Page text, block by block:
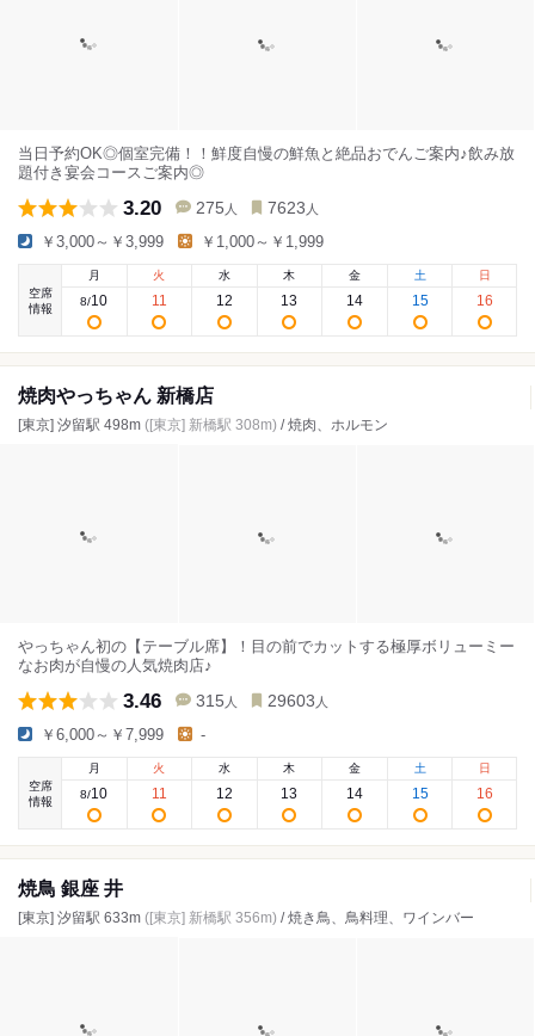
当日予約OK◎個室完備！！鮮度自慢の鮮魚と絶品おでんご案内♪飲み放
題付き宴会コースご案内◎
3.20 275 人 7623 人
￥3,000～￥3,999 ￥1,000～￥1,999
空席
情報
月
8/10
火
11
水
12
木
13
金
14
土
15
日
16
焼肉やっちゃん 新橋店
[東京] 汐留駅 498m ([東京] 新橋駅 308m) / 焼肉、ホルモン
やっちゃん初の【テーブル席】！目の前でカットする極厚ボリューミー
なお肉が自慢の人気焼肉店♪
3.46 315 人 29603 人
￥6,000～￥7,999 -
空席
情報
月
8/10
火
11
水
12
木
13
金
14
土
15
日
16
焼鳥 銀座 井
[東京] 汐留駅 633m ([東京] 新橋駅 356m) / 焼き鳥、鳥料理、ワインバー